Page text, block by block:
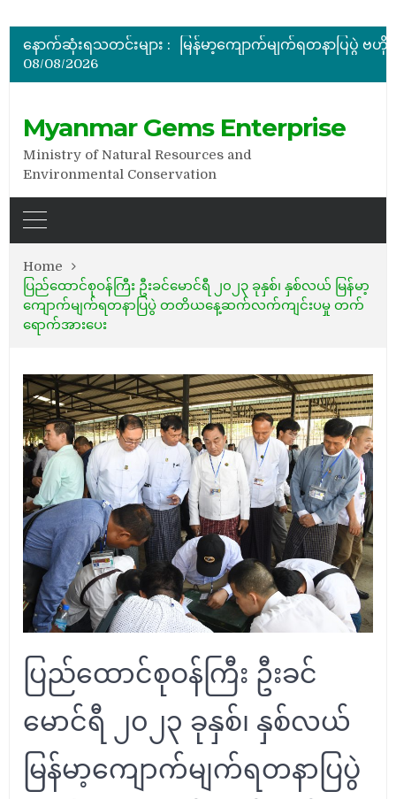
နောက်ဆုံးရသတင်းများ :
08/08/2026
Myanmar Gems Enterprise
Ministry of Natural Resources and
Environmental Conservation
Home
ပြည်ထောင်စုဝန်ကြီး ဦးခင်မောင်ရီ ၂၀၂၃ ခုနှစ်၊ နှစ်လယ် မြန်မာ့
ကျောက်မျက်ရတနာပြပွဲ တတိယနေ့ဆက်လက်ကျင်းပမှု တက်
ရောက်အားပေး
ပြည်ထောင်စုဝန်ကြီး ဦးခင်
မောင်ရီ ၂၀၂၃ ခုနှစ်၊ နှစ်လယ်
မြန်မာ့ကျောက်မျက်ရတနာပြပွဲ